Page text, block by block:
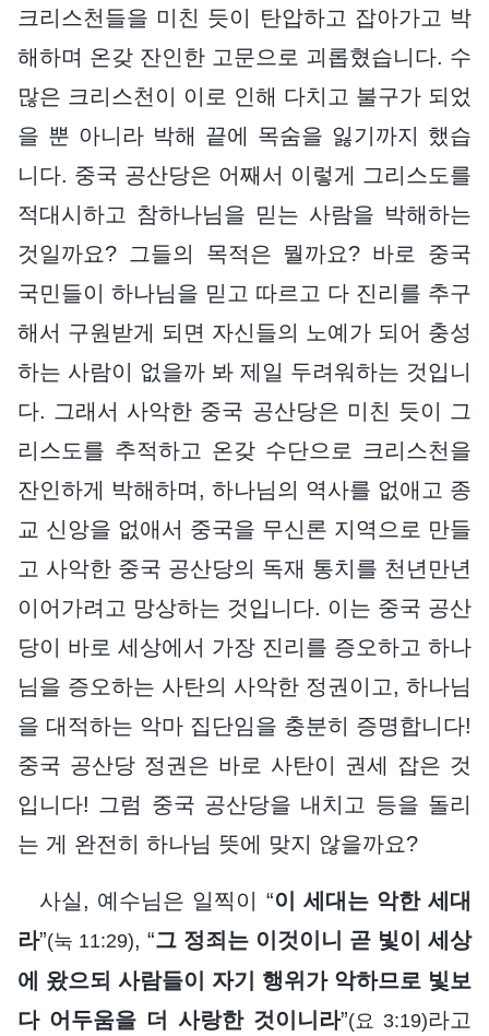
크리스천들을 미친 듯이 탄압하고 잡아가고 박
해하며 온갖 잔인한 고문으로 괴롭혔습니다. 수
많은 크리스천이 이로 인해 다치고 불구가 되었
을 뿐 아니라 박해 끝에 목숨을 잃기까지 했습
니다. 중국 공산당은 어째서 이렇게 그리스도를
적대시하고 참하나님을 믿는 사람을 박해하는
것일까요? 그들의 목적은 뭘까요? 바로 중국
국민들이 하나님을 믿고 따르고 다 진리를 추구
해서 구원받게 되면 자신들의 노예가 되어 충성
하는 사람이 없을까 봐 제일 두려워하는 것입니
다. 그래서 사악한 중국 공산당은 미친 듯이 그
리스도를 추적하고 온갖 수단으로 크리스천을
잔인하게 박해하며, 하나님의 역사를 없애고 종
교 신앙을 없애서 중국을 무신론 지역으로 만들
고 사악한 중국 공산당의 독재 통치를 천년만년
이어가려고 망상하는 것입니다. 이는 중국 공산
당이 바로 세상에서 가장 진리를 증오하고 하나
님을 증오하는 사탄의 사악한 정권이고, 하나님
을 대적하는 악마 집단임을 충분히 증명합니다!
중국 공산당 정권은 바로 사탄이 권세 잡은 것
입니다! 그럼 중국 공산당을 내치고 등을 돌리
는 게 완전히 하나님 뜻에 맞지 않을까요?
사실, 예수님은 일찍이 “이 세대는 악한 세대
라”(눅 11:29), “그 정죄는 이것이니 곧 빛이 세상
에 왔으되 사람들이 자기 행위가 악하므로 빛보
다 어두움을 더 사랑한 것이니라”(요 3:19)라고